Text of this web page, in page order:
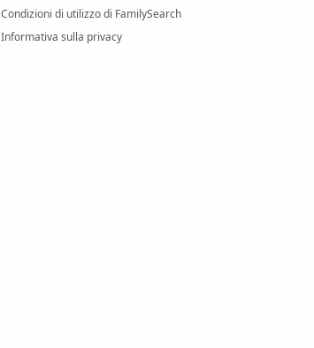
Condizioni di utilizzo di FamilySearch
Informativa sulla privacy